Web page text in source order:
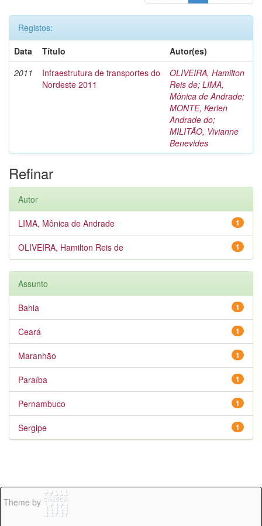
Registos:
Data
Título
Autor(es)
2011
Infraestrutura de transportes do
Nordeste 2011
OLIVEIRA, Hamilton
Reis de; LIMA,
Mônica de Andrade;
MONTE, Kerlen
Andrade do;
MILITÃO, Vivianne
Benevides
Refinar
Autor
1
LIMA, Mônica de Andrade
1
OLIVEIRA, Hamilton Reis de
Assunto
1
Bahia
1
Ceará
1
Maranhão
1
Paraíba
1
Pernambuco
1
Sergipe
Theme by